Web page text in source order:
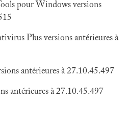
pour Windows versions
Plus versions antérieures à
antérieures à 27.10.45.497
antérieures à 27.10.45.497